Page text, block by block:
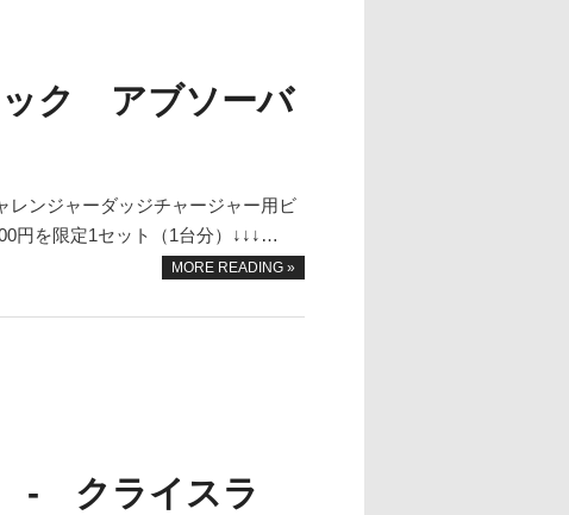
ク アブソーバ
レンジャーダッジチャージャー用ビ
円を限定1セット（1台分）↓↓↓…
MORE READING »
- クライスラ